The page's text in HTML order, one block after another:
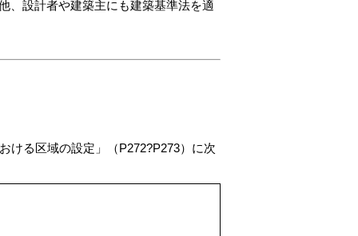
、設計者や建築主にも建築基準法を適
ける区域の設定」（P272?P273）に次